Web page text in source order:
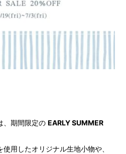
、期間限定のEARLY SUMMER
用したオリジナル生地小物や、